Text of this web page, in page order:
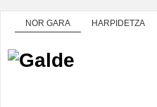
NOR GARA HARPIDETZA